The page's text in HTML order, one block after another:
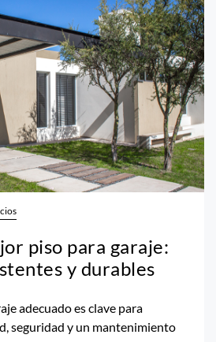
piso para garaje:
y durables
adecuado es clave para
seguridad y un mantenimiento